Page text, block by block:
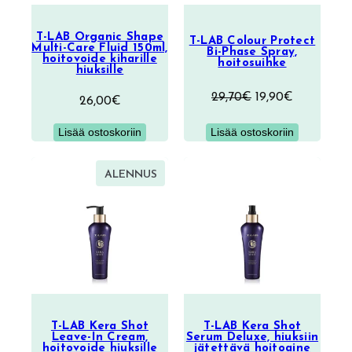
T-LAB Organic Shape
Multi-Care Fluid 150ml,
hoitovoide kiharille
hiuksille
26,00€
Lisää ostoskoriin
T-LAB Colour Protect
Bi-Phase Spray,
hoitosuihke
29,70€ Alkuperäinen
oli:
19,90€
on:
Lisää ostoskoriin
ALENNUSTUOTE
T-LAB Kera Shot
Leave-In Cream,
hoitovoide hiuksille
T-LAB Kera Shot
Serum Deluxe, hiuksiin
jätettävä hoitoaine